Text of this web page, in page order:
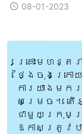
08-01-2023
គ្រោះមហន្តរ
ថ្ងៃចុងក្រោ
ការយាងមក
សម្រេច។ ត
ជាមួយក្រុម
ឱកាសត្រូវបា